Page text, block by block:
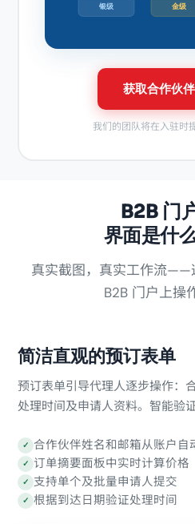
银级 金级
获取合作伙
我们的团队将在入驻时
B2B 门
界面是什
真实截图，真实工作流——
B2B 门户上操
简洁直观的预订表单
预订表单引导代理人逐步操作：
处理时间及申请人资料。智能验
✓ 合作伙伴姓名和邮箱从账户自
✓ 订单摘要面板中实时计算价格
✓ 支持单个及批量申请人提交
✓ 根据到达日期验证处理时间